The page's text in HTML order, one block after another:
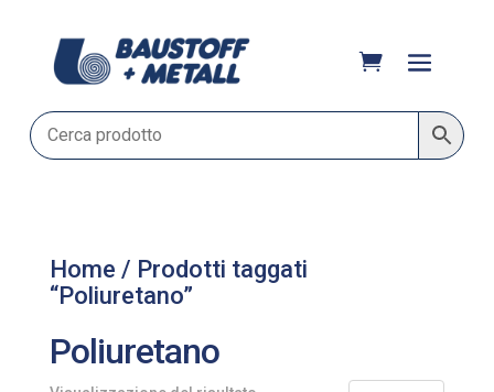
Home / Prodotti taggati
“Poliuretano”
Poliuretano